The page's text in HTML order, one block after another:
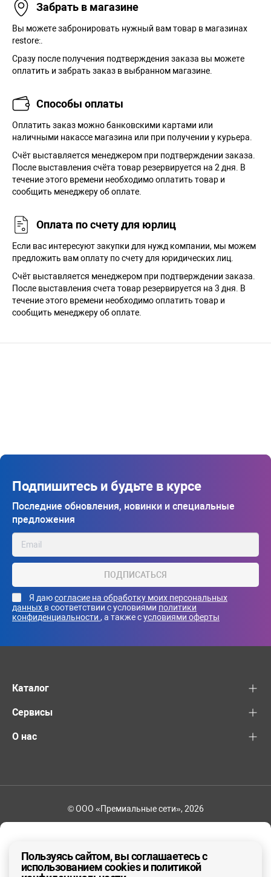
Забрать в магазине
Вы можете забронировать нужный вам товар в магазинах
restore:.
Сразу после получения подтверждения заказа вы можете
оплатить и забрать заказ в выбранном магазине.
Способы оплаты
Оплатить заказ можно банковскими картами или
наличными накассе магазина или при получении у курьера.
Cчёт выставляется менеджером при подтверждении заказа.
После выставления счёта товар резервируется на 2 дня. В
течение этого времени необходимо оплатить товар и
сообщить менеджеру об оплате.
Оплата по счету для юрлиц
Если вас интересуют закупки для нужд компании, мы можем
предложить вам оплату по счету для юридических лиц.
Счёт выставляется менеджером при подтверждении заказа.
После выставления счета товар резервируется на 3 дня. В
течение этого времени необходимо оплатить товар и
сообщить менеджеру об оплате.
Подпишитесь и будьте в курсе
Последние обновления, новинки и специальные
предложения
ПОДПИСАТЬСЯ
Я даюсогласие на обработку моих персональных
данных в соответствии с условиями политики
конфиденциальности , а также сусловиями оферты
Каталог
Сервисы
О нас
© ООО «Премиальные сети», 2026
Пользуясь сайтом, вы соглашаетесь с
использованием cookies и политикой